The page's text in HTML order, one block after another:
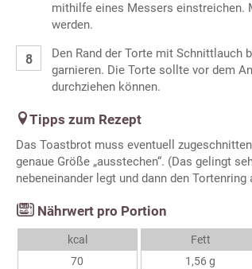
mithilfe eines Messers einstreichen.
werden.
Den Rand der Torte mit Schnittlauch
garnieren. Die Torte sollte vor dem
durchziehen können.
Tipps zum Rezept
Das Toastbrot muss eventuell
genaue Größe „ausstechen“. (Das gelingt
nebeneinander legt und dann den
Nährwert pro Portion
kcal
70
Fett
1,56 g